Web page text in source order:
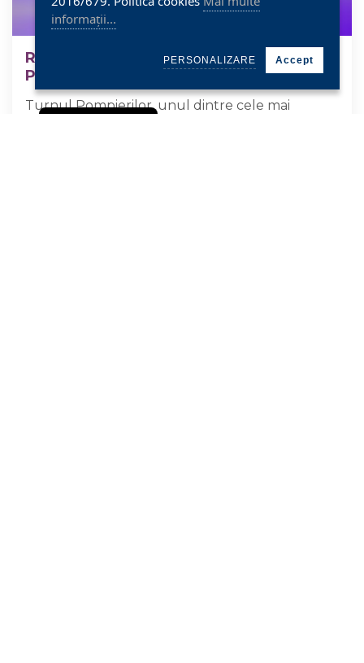
REDESCHIDEREA TURNULUI
POMPIERILOR
Turnul Pompierilor, unul dintre cele mai
informații...
PERSONALIZARE Accept